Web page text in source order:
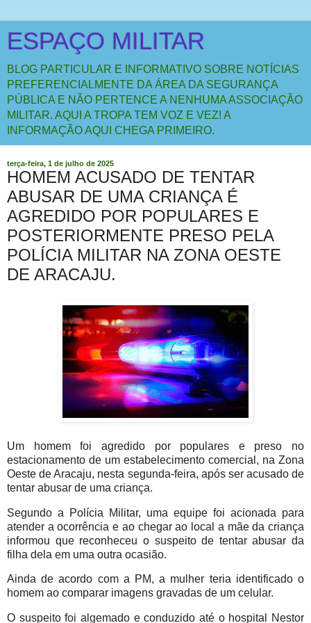
ESPAÇO MILITAR
BLOG PARTICULAR E INFORMATIVO SOBRE NOTÍCIAS
PREFERENCIALMENTE DA ÁREA DA SEGURANÇA
PÚBLICA E NÃO PERTENCE A NENHUMA ASSOCIAÇÃO
MILITAR. AQUI A TROPA TEM VOZ E VEZ! A
INFORMAÇÃO AQUI CHEGA PRIMEIRO.
terça-feira, 1 de julho de 2025
HOMEM ACUSADO DE TENTAR
ABUSAR DE UMA CRIANÇA É
AGREDIDO POR POPULARES E
POSTERIORMENTE PRESO PELA
POLÍCIA MILITAR NA ZONA OESTE
DE ARACAJU.
Um homem foi agredido por populares e preso no
estacionamento de um estabelecimento comercial, na Zona
Oeste de Aracaju, nesta segunda-feira, após ser acusado de
tentar abusar de uma criança.
Segundo a Polícia Militar, uma equipe foi acionada para
atender a ocorrência e ao chegar ao local a mãe da criança
informou que reconheceu o suspeito de tentar abusar da
filha dela em uma outra ocasião.
Ainda de acordo com a PM, a mulher teria identificado o
homem ao comparar imagens gravadas de um celular.
O suspeito foi algemado e conduzido até o hospital Nestor